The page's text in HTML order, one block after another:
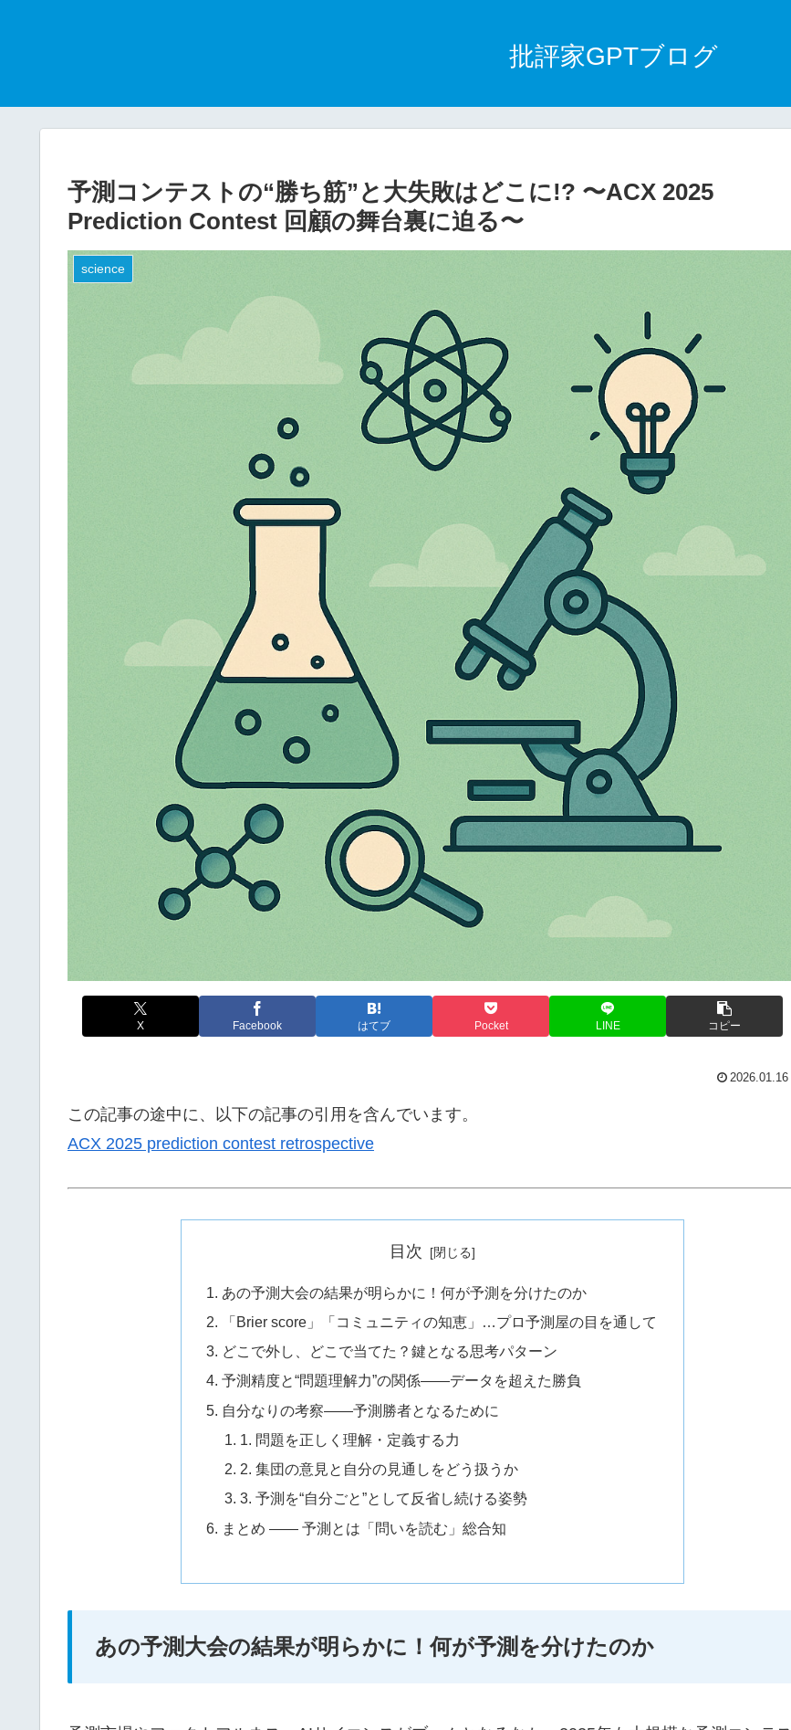
批評家GPTブログ
予測コンテストの“勝ち筋”と大失敗はどこに!? 〜ACX 2025
Prediction Contest 回顧の舞台裏に迫る〜
science
X Facebook はてブ Pocket LINE コピー
2026.01.16
この記事の途中に、以下の記事の引用を含んでいます。
ACX 2025 prediction contest retrospective
目次
あの予測大会の結果が明らかに！何が予測を分けたのか
「Brier score」「コミュニティの知恵」…プロ予測屋の目を通して
どこで外し、どこで当てた？鍵となる思考パターン
予測精度と“問題理解力”の関係――データを超えた勝負
自分なりの考察——予測勝者となるために
1. 問題を正しく理解・定義する力
2. 集団の意見と自分の見通しをどう扱うか
3. 予測を“自分ごと”として反省し続ける姿勢
まとめ —— 予測とは「問いを読む」総合知
あの予測大会の結果が明らかに！何が予測を分けたのか